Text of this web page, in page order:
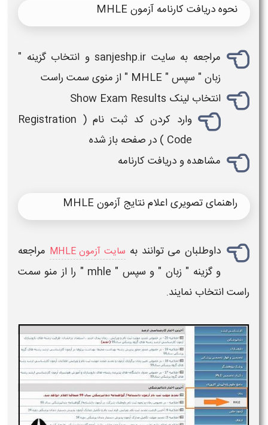
نحوهدریافت کارنامه آزمون MHLE
مراجعه به سایت sanjeshp.ir و انتخاب گزینه "
زبان " سپس " MHLE " از منوی سمت راست
انتخاب لینک Show Exam Results
وارد کردن کد ثبت نام ( Registration
Code ) در صفحه باز شده
مشاهده ودریافت کارنامه
راهنمای تصویری اعلام نتایج آزمون MHLE
داوطلبان می توانند به سایت آزمون MHLE
مراجعه
و گزینه " زبان " و سپس " mhle " را از منو سمت
راست انتخاب نمایند.